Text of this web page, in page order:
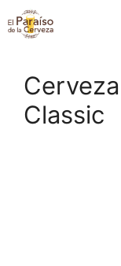
Saltar
al
Classic